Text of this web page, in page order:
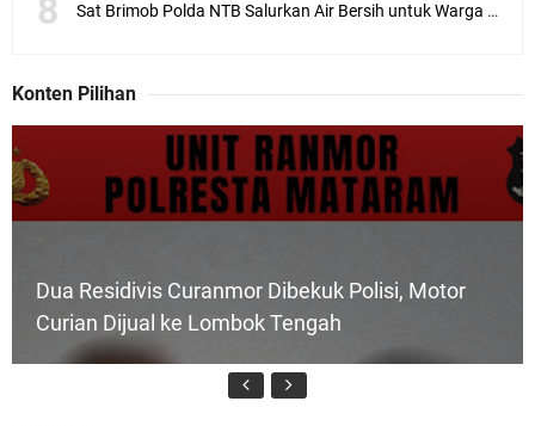
Sat Brimob Polda NTB Salurkan Air Bersih untuk Warga Terdampak Kekeringan
Konten Pilihan
Dua Residivis Curanmor Dibekuk Polisi, Motor
Curian Dijual ke Lombok Tengah